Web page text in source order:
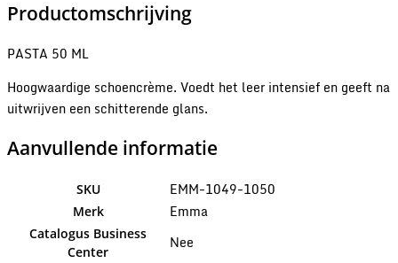
Productomschrijving
PASTA 50 ML
Hoogwaardige schoencrème. Voedt het leer intensief en geeft na
uitwrijven een schitterende glans.
Aanvullende informatie
SKU EMM-1049-1050
Merk Emma
Catalogus Business
Center
Nee